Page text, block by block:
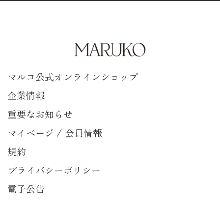
マルコ公式オンラインショップ
企業情報
重要なお知らせ
マイページ / 会員情報
規約
プライバシーポリシー
電子公告